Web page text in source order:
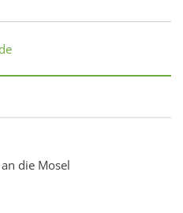
die Mosel